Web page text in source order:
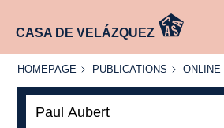
CASA DE VELÁZQUEZ
HOMEPAGE
HOMEPAGE PUBLICATIONS
PUBLICATIONS
ONLINE
ONLINE